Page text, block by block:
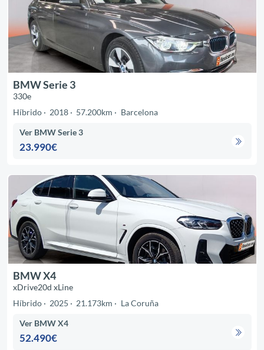
BMW Serie 3
330e
Híbrido
2018 57.200km Barcelona
Ver BMW Serie 3
23.990€
BMW X4
xDrive20d xLine
Híbrido
2025 21.173km La Coruña
Ver BMW X4
52.490€